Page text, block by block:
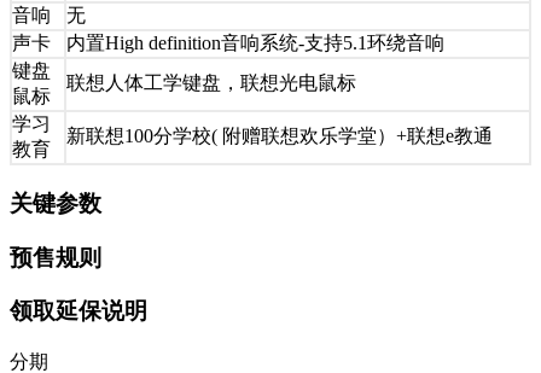
音响
无
声卡
内置High definition音响系统-支持5.1环绕音响
键盘
鼠标
联想人体工学键盘，联想光电鼠标
学习
教育
新联想100分学校( 附赠联想欢乐学堂）+联想e教通
关键参数
预售规则
领取延保说明
分期